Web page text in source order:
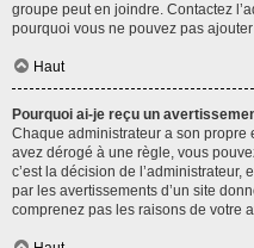
groupe peut en joindre. Contactez
pourquoi vous ne pouvez pas
Haut
Pourquoi ai-je reçu un
Chaque administrateur a son propre
avez dérogé à une règle, vous
c’est la décision de l’administrateur,
par les avertissements d’un site
comprenez pas les raisons de votre